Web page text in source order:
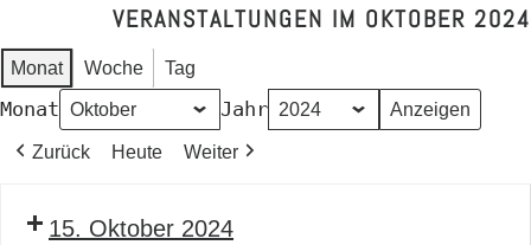
VERANSTALTUNGEN IM OKTOBER 2024
Monat Woche Tag
Monat Jahr
Zurück Heute Weiter
15. Oktober 2024